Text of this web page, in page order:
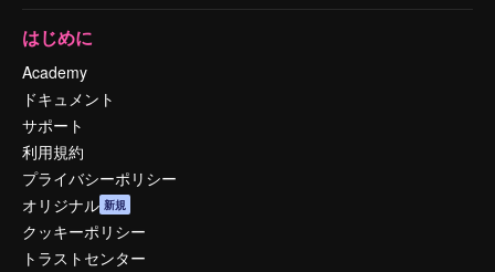
はじめに
Academy
ドキュメント
サポート
利用規約
プライバシーポリシー
オリジナル 新規
クッキーポリシー
トラストセンター